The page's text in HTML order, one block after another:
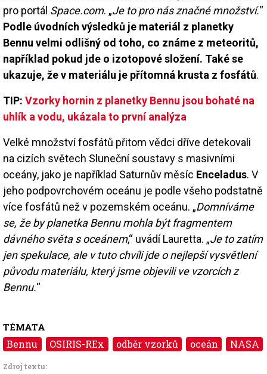
pro portál Space.com. „Je to pro nás značné množství.“
Podle úvodních výsledků je materiál z planetky
Bennu velmi odlišný od toho, co známe z meteoritů,
například pokud jde o izotopové složení. Také se
ukazuje, že v materiálu je přítomná krusta z fosfátů.
TIP: Vzorky hornin z planetky Bennu jsou bohaté na
uhlík a vodu, ukázala to první analýza
Velké množství fosfátů přitom vědci dříve detekovali
na cizích světech Sluneční soustavy s masivními
oceány, jako je například Saturnův měsíc Enceladus. V
jeho podpovrchovém oceánu je podle všeho podstatně
více fosfátů než v pozemském oceánu. „Domníváme
se, že by planetka Bennu mohla být fragmentem
dávného světa s oceánem,“ uvádí Lauretta. „Je to zatím
jen spekulace, ale v tuto chvíli jde o nejlepší vysvětlení
původu materiálu, který jsme objevili ve vzorcích z
Bennu.“
TÉMATA
Bennu OSIRIS-REx odběr vzorků oceán NASA
Zdroj textu: